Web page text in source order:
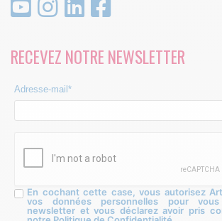
RECEVEZ NOTRE NEWSLETTER
Adresse-mail*
En cochant cette case, vous autorisez
vos données personnelles pour
newsletter et vous déclarez avoir pris